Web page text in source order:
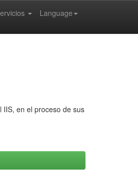
Language
en el proceso de sus